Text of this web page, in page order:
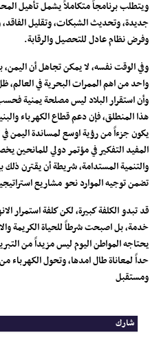
ويتطلب برنامجاً متكاملاً يشمل تأهيل
جديدة، وتحديث الشبكات، وتقليل الفاقد،
وفرض نظام عادل للتحصيل والرقابة.
وفي الوقت نفسه، لا يمكن تجاهل أن
واحد من اهم الممرات البحرية في العالم،
وأن استقرار البلاد ليس مصلحة يمنية
هذا المنطلق، فإن دعم قطاع الكهرباء
يكون جزءاً من رؤية اوسع لمساندة اليمن
المفيد التفكير في مؤتمر دولي للمانحين
والتنمية المستدامة، شريطة أن يقترن
تضمن توجيه الموارد نحو مشاريع
قد تبدو الكلفة كبيرة، لكن كلفة استمرار
خدمة، بل اصبحت شرطاً للحياة الكريمة
يحتاجه المواطن اليوم ليس مزيداً من
حداً لمعاناة طال امدها، وتحول
ومستقبل
شارك